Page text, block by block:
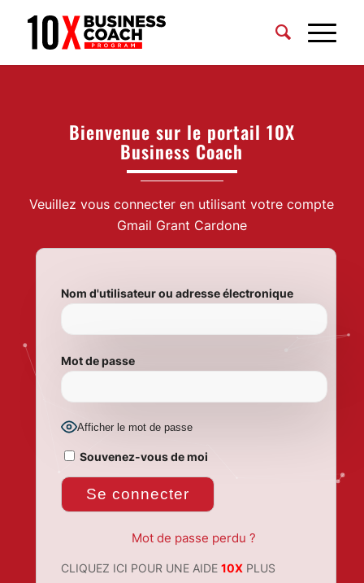
Bienvenue sur le portail 10X
Business Coach
Veuillez vous connecter en utilisant votre compte
Gmail Grant Cardone
Nom d'utilisateur ou adresse électronique
Mot de passe
Afficher le mot de passe
Souvenez-vous de moi
Mot de passe perdu ?
CLIQUEZ ICI POUR UNE AIDE 10XPLUS